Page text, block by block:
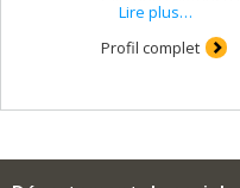
« feuilletons
quotidienne des
moyenne du
écrits de Siegfried
Lire plus…
Profil complet